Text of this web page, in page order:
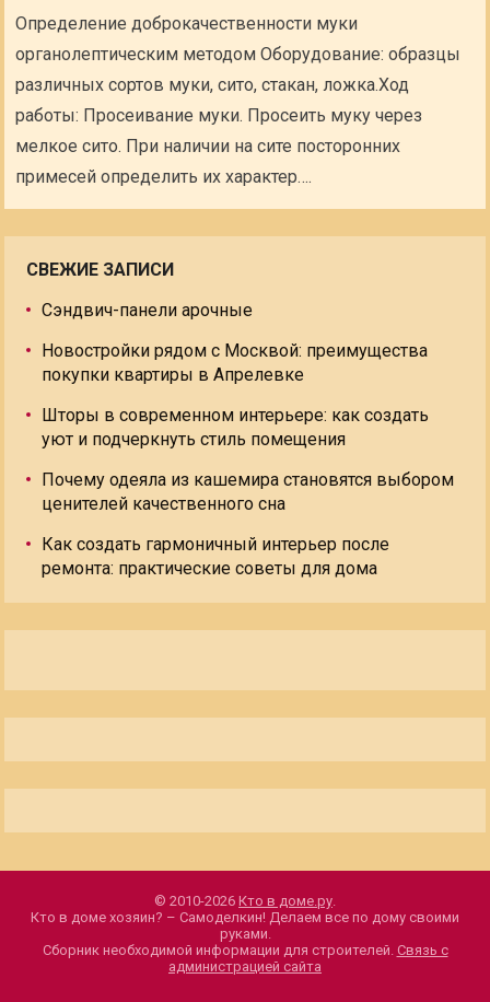
Определение доброкачественности муки
органолептическим методом Оборудование: образцы
различных сортов муки, сито, стакан, ложка.Ход
работы: Просеивание муки. Просеить муку через
мелкое сито. При наличии на сите посторонних
примесей определить их характер….
СВЕЖИЕ ЗАПИСИ
Сэндвич-панели арочные
Новостройки рядом с Москвой: преимущества
покупки квартиры в Апрелевке
Шторы в современном интерьере: как создать
уют и подчеркнуть стиль помещения
Почему одеяла из кашемира становятся выбором
ценителей качественного сна
Как создать гармоничный интерьер после
ремонта: практические советы для дома
© 2010-2026 Кто в доме.ру.
Кто в доме хозяин? – Самоделкин! Делаем все по дому своими
руками.
Сборник необходимой информации для строителей. Связь с
администрацией сайта